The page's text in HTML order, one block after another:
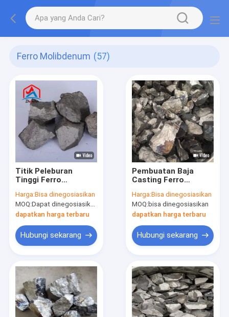
Ferro Molibdenum (57)
Titik Peleburan
Tinggi Ferro
Kemurnian Tinggi
Harga:Bisa dinegosiasikan
MOQ:Dapat dinegosiasikan
dapatkan harga terbaru
Hubungi sekarang
Pembuatan Baja
Casting Ferro
55/60/65/70
Harga:Bisa dinegosiasikan
MOQ:bisa dinegosiasikan
dapatkan harga terbaru
Hubungi sekarang